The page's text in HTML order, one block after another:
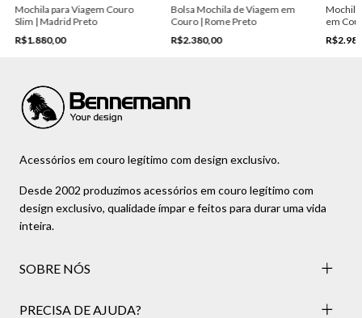
Mochila para Viagem Couro
Slim | Madrid Preto
R$1.880,00
Bolsa Mochila de Viagem em
Couro | Rome Preto
R$2.380,00
Mochila
em
Acessórios em couro legítimo com design exclusivo.
Desde 2002 produzimos acessórios em couro legítimo com
design exclusivo, qualidade ímpar e feitos para durar uma vida
inteira.
SOBRE NÓS
PRECISA DE AJUDA?